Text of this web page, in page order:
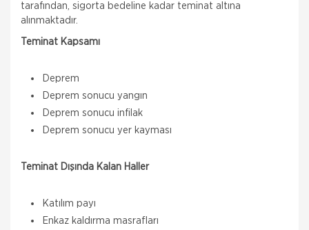
tarafından, sigorta bedeline kadar teminat altına
alınmaktadır.
Teminat Kapsamı
Deprem
Deprem sonucu yangın
Deprem sonucu infilak
Deprem sonucu yer kayması
Teminat Dışında Kalan Haller
Katılım payı
Enkaz kaldırma masrafları